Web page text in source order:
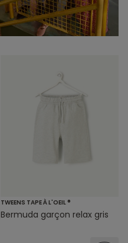
TWEENS TAPE À L'OEIL ®
Bermuda garçon relax gris